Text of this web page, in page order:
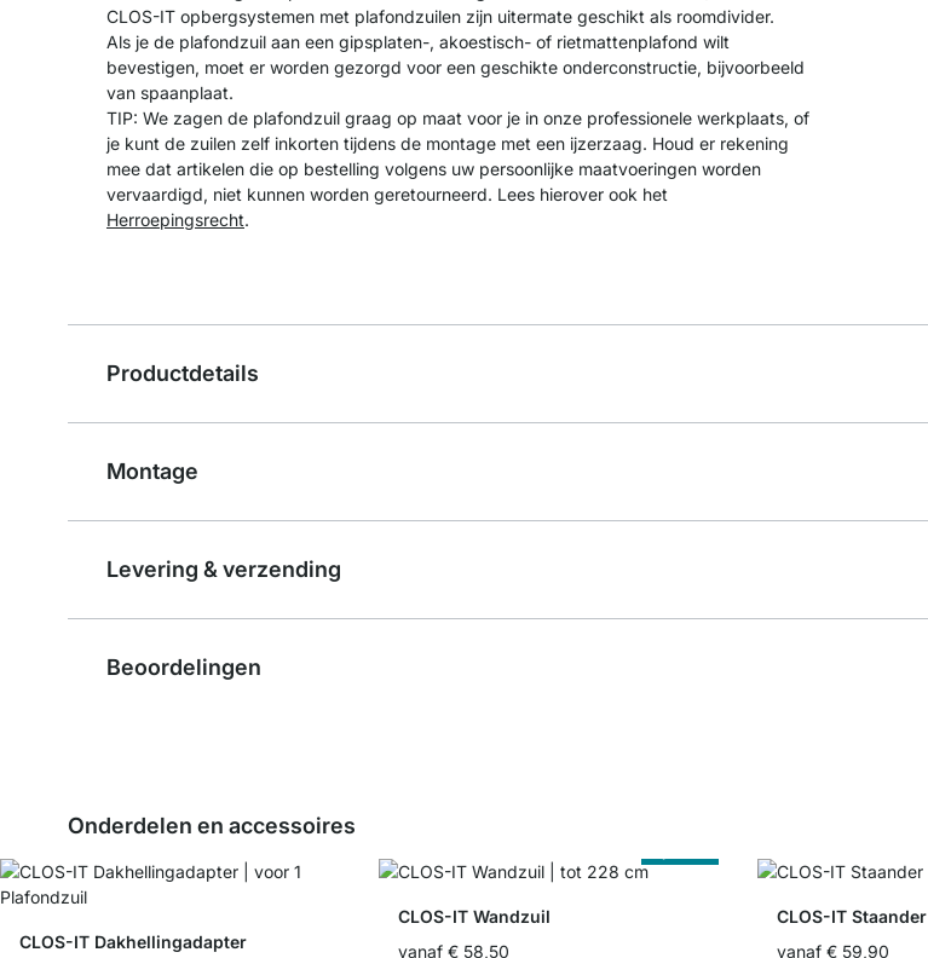
CLOS-IT opbergsystemen met plafondzuilen zijn uitermate geschikt als roomdivider.
Als je de plafondzuil aan een gipsplaten-, akoestisch- of rietmattenplafond wilt
bevestigen, moet er worden gezorgd voor een geschikte onderconstructie, bijvoorbeeld
van spaanplaat.
TIP: We zagen de plafondzuil graag op maat voor je in onze professionele werkplaats, of
je kunt de zuilen zelf inkorten tijdens de montage met een ijzerzaag. Houd er rekening
mee dat artikelen die op bestelling volgens uw persoonlijke maatvoeringen worden
vervaardigd, niet kunnen worden geretourneerd. Lees hierover ook het
Herroepingsrecht.
Productdetails
Montage
Levering & verzending
Beoordelingen
Onderdelen en accessoires
CLOS-IT Dakhellingadapter
CLOS-IT Wandzuil
vanaf € 58,50
CLOS-IT Staander
vanaf € 59,90